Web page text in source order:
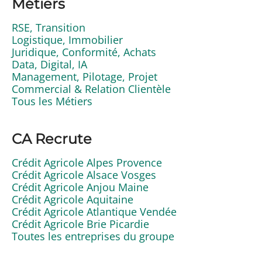
Métiers
RSE, Transition
Logistique, Immobilier
Juridique, Conformité, Achats
Data, Digital, IA
Management, Pilotage, Projet
Commercial & Relation Clientèle
Tous les Métiers
CA Recrute
Crédit Agricole Alpes Provence
Crédit Agricole Alsace Vosges
Crédit Agricole Anjou Maine
Crédit Agricole Aquitaine
Crédit Agricole Atlantique Vendée
Crédit Agricole Brie Picardie
Toutes les entreprises du groupe